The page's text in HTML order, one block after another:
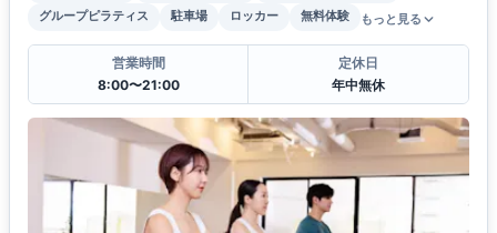
グループピラティス 駐車場 ロッカー 無料体験 もっと見る
営業時間
8:00〜21:00
定休日
年中無休